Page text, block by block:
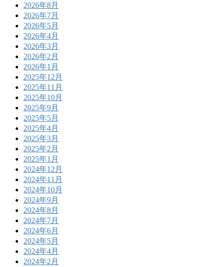
2026年8月
2026年7月
2026年5月
2026年4月
2026年3月
2026年2月
2026年1月
2025年12月
2025年11月
2025年10月
2025年9月
2025年5月
2025年4月
2025年3月
2025年2月
2025年1月
2024年12月
2024年11月
2024年10月
2024年9月
2024年8月
2024年7月
2024年6月
2024年5月
2024年4月
2024年2月